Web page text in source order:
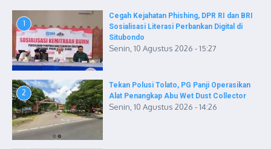
1
Cegah Kejahatan Phishing, DPR RI dan BRI
Sosialisasi Literasi Perbankan Digital di
Situbondo
Senin, 10 Agustus 2026 - 15:27
2
Tekan Polusi Tolato, PG Panji Operasikan
Alat Penangkap Abu Wet Dust Collector
Senin, 10 Agustus 2026 - 14:26